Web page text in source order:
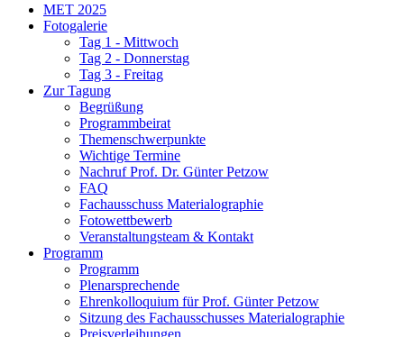
MET 2025
Fotogalerie
Tag 1 - Mittwoch
Tag 2 - Donnerstag
Tag 3 - Freitag
Zur Tagung
Begrüßung
Programmbeirat
Themenschwerpunkte
Wichtige Termine
Nachruf Prof. Dr. Günter Petzow
FAQ
Fachausschuss Materialographie
Fotowettbewerb
Veranstaltungsteam & Kontakt
Programm
Programm
Plenarsprechende
Ehrenkolloquium für Prof. Günter Petzow
Sitzung des Fachausschusses Materialographie
Preisverleihungen